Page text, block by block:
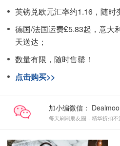
英镑兑欧元汇率约1.16，随时
德国/法国运费£5.83起，意大
天送达；
数量有限，随时售罄！
点击购买>>
加小编微信：
每天刷刷朋友圈，精华折扣不